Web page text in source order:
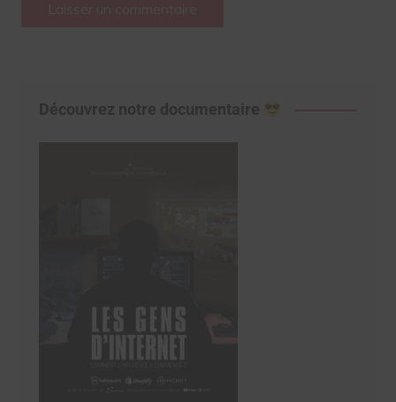
Découvrez notre documentaire